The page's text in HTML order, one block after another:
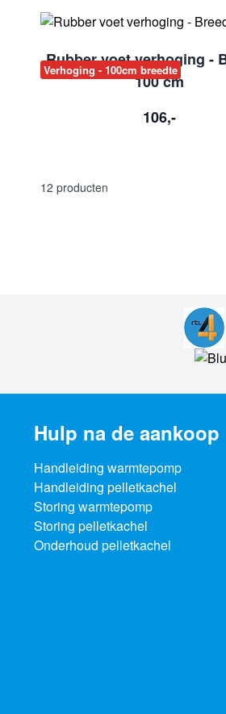
Verhoging - 100cm breedte
Rubber voet verhoging -
100 cm
106,-
12 producten
Hulp na de aankoop
Handleiding warmtepomp
Handleiding pelletkachel
Storing warmtepomp
Storing pelletkachel
Onderhoud pelletkachel